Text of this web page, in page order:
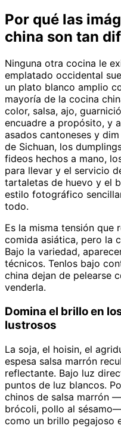
Por qué las
china son tan
Ninguna otra cocina le
emplatado occidental
un plato blanco amplio
mayoría de la cocina
color, salsa, ajo,
encuadre a propósito, y
asados cantoneses y
de Sichuan, los
fideos hechos a mano,
para llevar y el servicio
tartaletas de huevo y el
estilo fotográfico
todo.
Es la misma tensión
comida asiática, pero la
Bajo la variedad,
técnicos. Tenlos bajo
china dejan de pelearse
venderla.
Domina el brillo en
lustrosos
La soja, el hoisin, el
espesa salsa marrón
reflectante. Bajo luz
puntos de luz blancos.
chinos de salsa marrón
brócoli, pollo al
como un brillo pegajoso